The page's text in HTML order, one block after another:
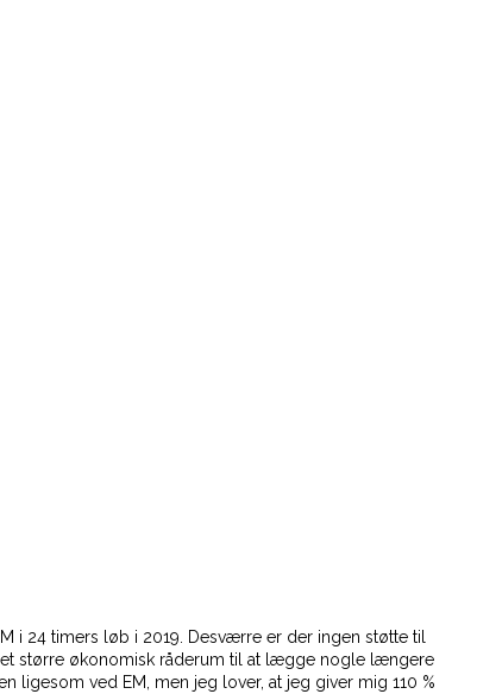
i 24 timers løb i 2019. Desværre er der ingen støtte til
et større økonomisk råderum til at lægge nogle længere
ved EM, men jeg lover, at jeg giver mig 110 %